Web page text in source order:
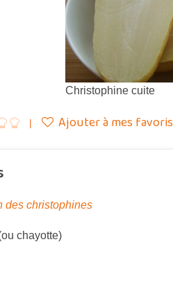
Christophine cuite
Ajouter à mes favoris
des christophines
chayotte)